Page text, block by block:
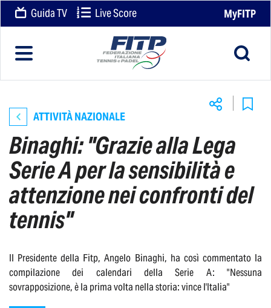
Guida TV Live Score MyFITP
ATTIVITÀ NAZIONALE
Binaghi: "Grazie alla Lega
Serie A per la sensibilità e
attenzione nei confronti del
tennis"
Il Presidente della Fitp, Angelo Binaghi, ha così commentato la
compilazione dei calendari della Serie A: "Nessuna
sovrapposizione, è la prima volta nella storia: vince l'Italia"